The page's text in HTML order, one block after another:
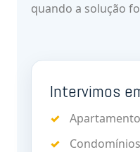
quando a solução
Intervimos